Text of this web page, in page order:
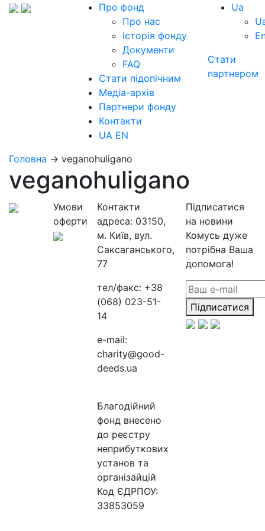
Про фонд
Про нас
Історія фонду
Документи
FAQ
Стати підопічним
Медіа-архів
Партнери фонду
Контакти
UA EN
Ua
Стати
партнером
Головна → veganohuligano
veganohuligano
Умови
оферти
Контакти
адреса: 03150,
м. Київ, вул.
Саксаганського,
77
тел/факс: +38
(068) 023-51-
14
e-mail:
charity@good-
deeds.ua
Благодійний
фонд внесено
до реєстру
неприбуткових
установ та
організайцій
Код ЄДРПОУ:
33853059
Підписатися
на новини
Комусь дуже
потрібна Ваша
допомога!
Підписатися